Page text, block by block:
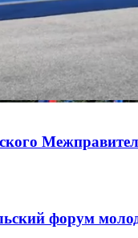
форум